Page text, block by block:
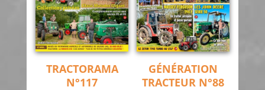
TRACTORAMA
N°117
GÉNÉRATION
TRACTEUR N°88